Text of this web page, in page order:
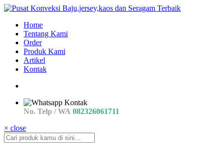
Home
Tentang Kami
Order
Produk Kami
Artikel
Kontak
No. Telp / WA 082326061711
× close